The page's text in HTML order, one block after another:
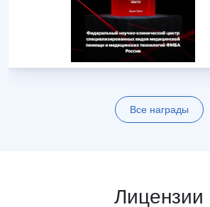
Все награды
Лицензии